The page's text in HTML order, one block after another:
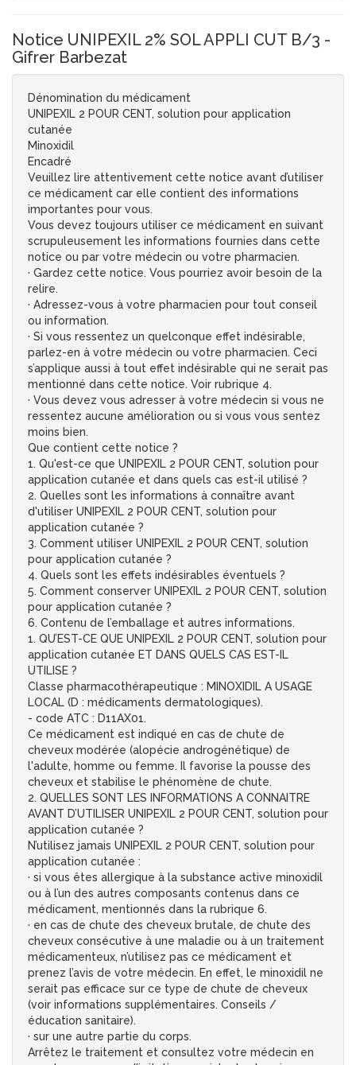
Notice UNIPEXIL 2% SOL APPLI CUT B/3 -
Gifrer Barbezat
Dénomination du médicament
UNIPEXIL 2 POUR CENT, solution pour application
cutanée
Minoxidil
Encadré
Veuillez lire attentivement cette notice avant d’utiliser
ce médicament car elle contient des informations
importantes pour vous.
Vous devez toujours utiliser ce médicament en suivant
scrupuleusement les informations fournies dans cette
notice ou par votre médecin ou votre pharmacien.
· Gardez cette notice. Vous pourriez avoir besoin de la
relire.
· Adressez-vous à votre pharmacien pour tout conseil
ou information.
· Si vous ressentez un quelconque effet indésirable,
parlez-en à votre médecin ou votre pharmacien. Ceci
s’applique aussi à tout effet indésirable qui ne serait pas
mentionné dans cette notice. Voir rubrique 4.
· Vous devez vous adresser à votre médecin si vous ne
ressentez aucune amélioration ou si vous vous sentez
moins bien.
Que contient cette notice ?
1. Qu'est-ce que UNIPEXIL 2 POUR CENT, solution pour
application cutanée et dans quels cas est-il utilisé ?
2. Quelles sont les informations à connaître avant
d'utiliser UNIPEXIL 2 POUR CENT, solution pour
application cutanée ?
3. Comment utiliser UNIPEXIL 2 POUR CENT, solution
pour application cutanée ?
4. Quels sont les effets indésirables éventuels ?
5. Comment conserver UNIPEXIL 2 POUR CENT, solution
pour application cutanée ?
6. Contenu de l’emballage et autres informations.
1. QU’EST-CE QUE UNIPEXIL 2 POUR CENT, solution pour
application cutanée ET DANS QUELS CAS EST-IL
UTILISE ?
Classe pharmacothérapeutique : MINOXIDIL A USAGE
LOCAL (D : médicaments dermatologiques).
- code ATC : D11AX01.
Ce médicament est indiqué en cas de chute de
cheveux modérée (alopécie androgénétique) de
l'adulte, homme ou femme. Il favorise la pousse des
cheveux et stabilise le phénomène de chute.
2. QUELLES SONT LES INFORMATIONS A CONNAITRE
AVANT D’UTILISER UNIPEXIL 2 POUR CENT, solution pour
application cutanée ?
N’utilisez jamais UNIPEXIL 2 POUR CENT, solution pour
application cutanée :
· si vous êtes allergique à la substance active minoxidil
ou à l’un des autres composants contenus dans ce
médicament, mentionnés dans la rubrique 6.
· en cas de chute des cheveux brutale, de chute des
cheveux consécutive à une maladie ou à un traitement
médicamenteux, n’utilisez pas ce médicament et
prenez l’avis de votre médecin. En effet, le minoxidil ne
serait pas efficace sur ce type de chute de cheveux
(voir informations supplémentaires. Conseils /
éducation sanitaire).
· sur une autre partie du corps.
Arrêtez le traitement et consultez votre médecin en